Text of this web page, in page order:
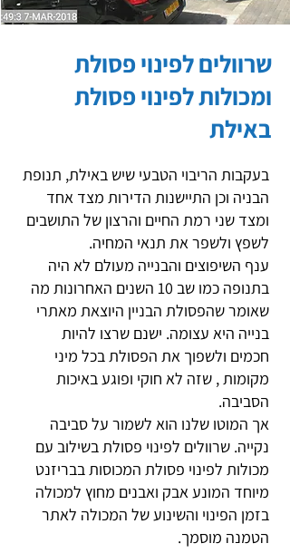
שרוולים לפינוי פסולת
ומכולות לפינוי פסולת
באילת
בעקבות הריבוי הטבעי שיש באילת, תנופת
הבניה וכן התיישנות הדירות מצד אחד
ומצד שני רמת החיים והרצון של התושבים
לשפץ ולשפר את תנאי המחיה.
ענף השיפוצים והבנייה מעולם לא היה
בתנופה כמו שב 10 השנים האחרונות מה
שאומר שהפסולת הבניין היוצאת מאתרי
בנייה היא עצומה. ישנם שרצו להיות
חכמים ולשפוך את הפסולת בכל מיני
מקומות , שזה לא חוקי ופוגע באיכות
הסביבה.
אך המוטו שלנו הוא לשמור על סביבה
נקייה. שרוולים לפינוי פסולת בשילוב עם
מכולות לפינוי פסולת המכוסות בבריזנט
מיוחד המונע אבק ואבנים מחוץ למכולה
בזמן הפינוי והשינוע של המכולה לאתר
הטמנה מוסמך.